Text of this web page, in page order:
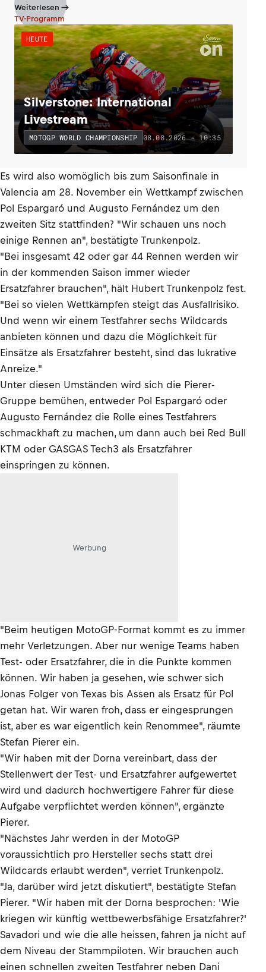
Weiterlesen
TV-Programm
HEUTE
Silverstone: International
Livestream
MOTOGP WORLD CHAMPIONSHIP 08.08.2026 - 10:35
Es wird also womöglich bis zum Saisonfinale in
Valencia am 28. November ein Wettkampf zwischen
Pol Espargaró und Augusto Fernández um den
zweiten Sitz stattfinden? "Wir schauen uns noch
einige Rennen an", bestätigte Trunkenpolz.
"Bei insgesamt 42 oder gar 44 Rennen werden wir
in der kommenden Saison immer wieder
Ersatzfahrer brauchen", hält Hubert Trunkenpolz fest.
"Bei so vielen Wettkämpfen steigt das Ausfallrisiko.
Und wenn wir einem Testfahrer sechs Wildcards
anbieten können und dazu die Möglichkeit für
Einsätze als Ersatzfahrer besteht, sind das lukrative
Anreize."
Unter diesen Umständen wird sich die Pierer-
Gruppe bemühen, entweder Pol Espargaró oder
Augusto Fernández die Rolle eines Testfahrers
schmackhaft zu machen, um dann auch bei Red Bull
KTM oder GASGAS Tech3 als Ersatzfahrer
einspringen zu können.
Werbung
"Beim heutigen MotoGP-Format kommt es zu immer
mehr Verletzungen. Aber nur wenige Teams haben
Test- oder Ersatzfahrer, die in die Punkte kommen
können. Wir haben ja gesehen, wie schwer sich
Jonas Folger von Texas bis Assen als Ersatz für Pol
getan hat. Wir waren froh, dass er eingesprungen
ist, aber es war eigentlich kein Renommee", räumte
Stefan Pierer ein.
"Wir haben mit der Dorna vereinbart, dass der
Stellenwert der Test- und Ersatzfahrer aufgewertet
wird und dadurch hochwertigere Fahrer für diese
Aufgabe verpflichtet werden können", ergänzte
Pierer.
"Nächstes Jahr werden in der MotoGP
voraussichtlich pro Hersteller sechs statt drei
Wildcards erlaubt werden", verriet Trunkenpolz.
"Ja, darüber wird jetzt diskutiert", bestätigte Stefan
Pierer. "Wir haben mit der Dorna besprochen: 'Wie
kriegen wir künftig wettbewerbsfähige Ersatzfahrer?'
Savadori und wie die alle heissen, fahren ja nicht auf
dem Niveau der Stammpiloten. Wir brauchen auch
einen schnellen zweiten Testfahrer neben Dani